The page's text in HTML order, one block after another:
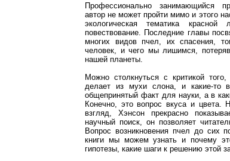
Профессионально занимающийся
автор не может пройти мимо и этого
экологическая тематика
повествование. Последние главы
многих видов пчел, их спасения,
человек, и чего мы лишимся,
нашей планеты.
Можно столкнуться с критикой
делает из мухи слона, и какие-то
общепринятый факт для науки, а в
Конечно, это вопрос вкуса и цвета.
взгляд, Хэнсон прекрасно
научный поиск, он позволяет
Вопрос возникновения пчел до сих
книги мы можем узнать и почему
гипотезы, какие шаги к решению этой